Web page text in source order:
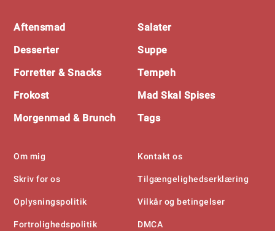
Footer
Aftensmad
Desserter
Forretter & Snacks
Frokost
Morgenmad & Brunch
Salater
Suppe
Tempeh
Mad Skal Spises
Tags
Om mig
Skriv for os
Oplysningspolitik
Fortrolighedspolitik
Kontakt os
Tilgængelighedserklæring
Vilkår og betingelser
DMCA